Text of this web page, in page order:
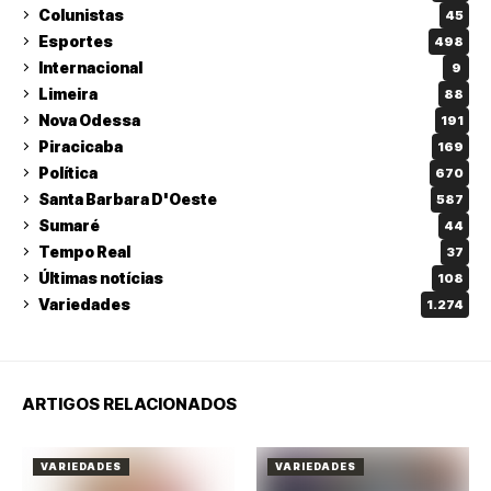
Colunistas 45
Esportes 498
Internacional 9
Limeira 88
Nova Odessa 191
Piracicaba 169
Política 670
Santa Barbara D'Oeste 587
Sumaré 44
Tempo Real 37
Últimas notícias 108
Variedades 1.274
ARTIGOS RELACIONADOS
VARIEDADES VARIEDADES